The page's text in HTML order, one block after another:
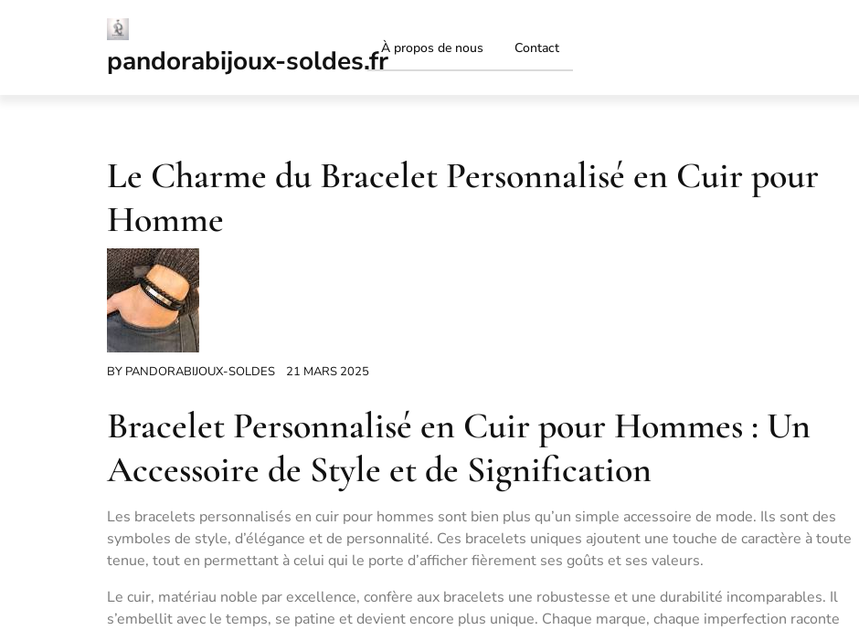
pandorabijoux-soldes.frÀ propos de nous Contact
Le Charme du Bracelet Personnalisé en Cuir pour
Homme
BY PANDORABIJOUX-SOLDES 21 MARS 2025
Bracelet Personnalisé en Cuir pour Hommes : Un
Accessoire de Style et de Signification
Les bracelets personnalisés en cuir pour hommes sont bien plus qu’un simple accessoire de mode. Ils sont des
symboles de style, d’élégance et de personnalité. Ces bracelets uniques ajoutent une touche de caractère à toute
tenue, tout en permettant à celui qui le porte d’afficher fièrement ses goûts et ses valeurs.
Le cuir, matériau noble par excellence, confère aux bracelets une robustesse et une durabilité incomparables. Il
s’embellit avec le temps, se patine et devient encore plus unique. Chaque marque, chaque imperfection raconte